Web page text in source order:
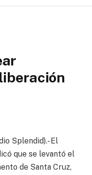
Splendid).- El
que se levantó el
de Santa Cruz,